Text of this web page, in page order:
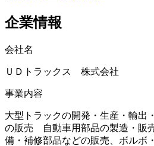
企業情報
会社名
ＵＤトラックス 株式会社
事業内容
大型トラックの開発・生産・輸出
の販売 自動車用部品の製造・販
備・補修部品などの販売、ボルボ